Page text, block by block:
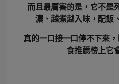
而且最厲害的是，它不是
濃、越煮越入味，配飯
真的一口接一口停不下來
食推薦榜上它